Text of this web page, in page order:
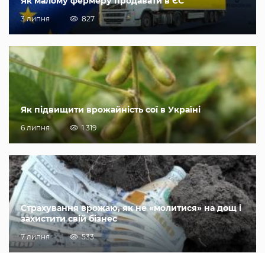
3 липня 827
Як підвищити врожайність сої в Україні
6 липня 1 319
Страхування врожаю, як не «молитися» на дощ і
захистити свій бізнес
7 липня 533